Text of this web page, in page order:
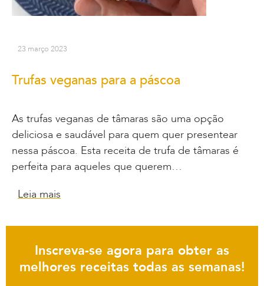
23 março 2023
Trufas veganas para a páscoa
As trufas veganas de tâmaras são uma opção
deliciosa e saudável para quem quer presentear
nessa páscoa. Esta receita de trufa de tâmaras é
perfeita para aqueles que querem…
Leia mais
Inscreva-se agora para obter as
melhores receitas todas as semanas!